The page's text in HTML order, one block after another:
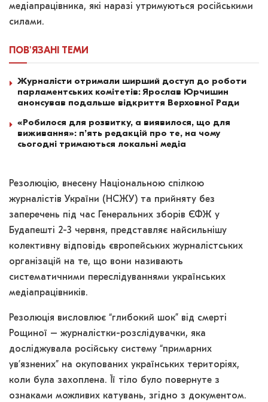
медіапрацівника, які наразі утримуються російськими
силами.
ПОВ'ЯЗАНІ ТЕМИ
Журналісти отримали ширший доступ до роботи
парламентських комітетів: Ярослав Юрчишин
анонсував подальше відкриття Верховної Ради
«Робилося для розвитку, а виявилося, що для
виживання»: п’ять редакцій про те, на чому
сьогодні тримаються локальні медіа
Резолюцію, внесену Національною спілкою
журналістів України (НСЖУ) та прийняту без
заперечень під час Генеральних зборів ЄФЖ у
Будапешті 2-3 червня, представляє найсильнішу
колективну відповідь європейських журналістських
організацій на те, що вони називають
систематичними переслідуваннями українських
медіапрацівників.
Резолюція висловлює “глибокий шок” від смерті
Рощиної – журналістки-розслідувачки, яка
досліджувала російську систему “примарних
ув’язнених” на окупованих українських територіях,
коли була захоплена. Її тіло було повернуте з
ознаками можливих катувань, згідно з документом.